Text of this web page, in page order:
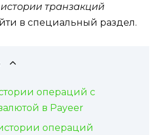
истории транзакций
в специальный раздел.
операций с
в Payeer
операций